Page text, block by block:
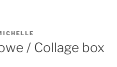
/ Collage box